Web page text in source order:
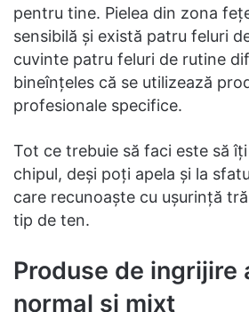
pentru tine. Pielea din zona
sensibilă și există patru feluri
cuvinte patru feluri de rutine
bineînțeles că se utilizează
profesionale specifice.
Tot ce trebuie să faci este să
chipul, deși poți apela și la
care recunoaște cu ușurință
tip de ten.
Produse de ingrijire
normal și mixt